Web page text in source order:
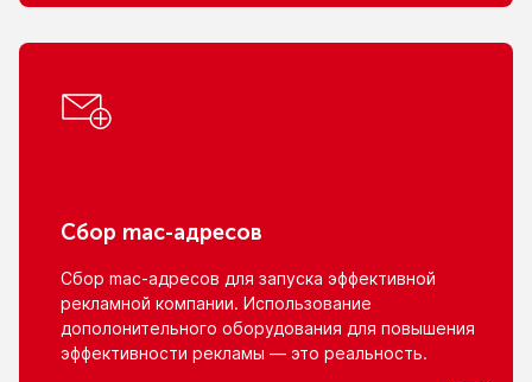
Сбор mac-адресов
Сбор mac-адресов для запуска эффективной
рекламной компании. Использование
дополонительного оборудования для повышения
эффективности рекламы — это реальность.